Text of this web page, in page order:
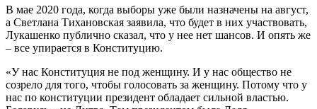
В мае 2020 года, когда выборы уже были назначены на август,
а Светлана Тихановская заявила, что будет в них участвовать,
Лукашенко публично сказал, что у нее нет шансов. И опять же
– все упирается в Конституцию.
«У нас Конституция не под женщину. И у нас общество не
созрело для того, чтобы голосовать за женщину. Потому что у
нас по конституции президент обладает сильной властью.